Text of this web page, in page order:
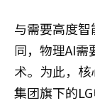
与需要高度
同，物理AI需
术。为此，
集团旗下的